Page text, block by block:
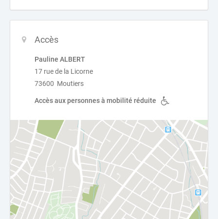
Accès
Pauline ALBERT
17 rue de la Licorne
73600 Moutiers
Accès aux personnes à mobilité réduite